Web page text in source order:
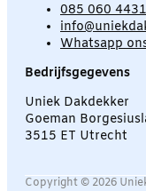
085 060 4431
Whatsapp
Bedrijfsgegevens
Uniek Dakdekker
Goeman
3515 ET Utrecht
Copyright © 2026